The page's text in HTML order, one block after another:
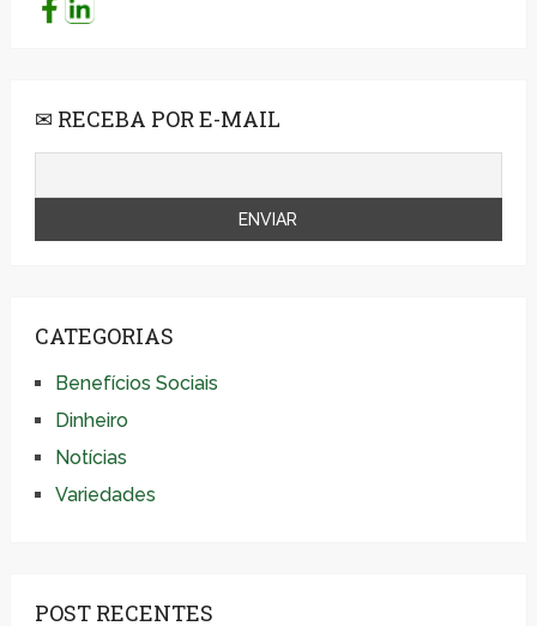
✉ RECEBA POR E-MAIL
CATEGORIAS
Benefícios Sociais
Dinheiro
Notícias
Variedades
POST RECENTES